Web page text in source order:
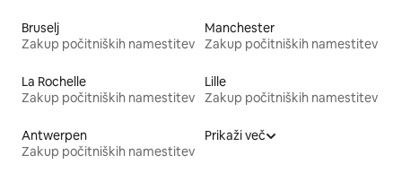
Bruselj
Zakup počitniških namestitev
Manchester
Zakup počitniških namestitev
La Rochelle
Zakup počitniških namestitev
Lille
Zakup počitniških namestitev
Antwerpen
Zakup počitniških namestitev
Prikaži več